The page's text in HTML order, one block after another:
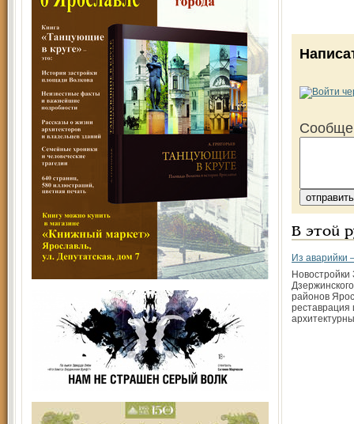
В этой
Из аварийки
Новостройки
районов
реставрация